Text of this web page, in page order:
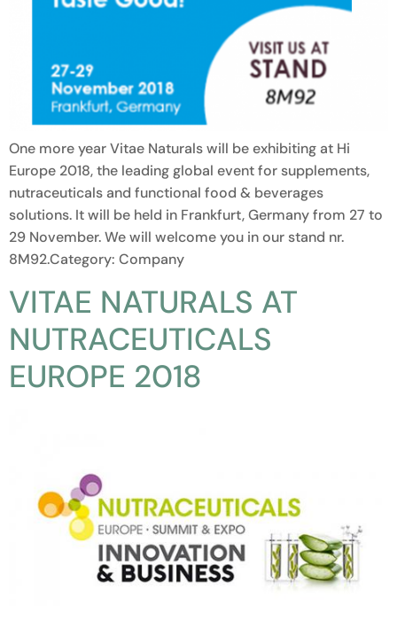
One more year Vitae Naturals will be exhibiting at Hi
Europe 2018, the leading global event for supplements,
nutraceuticals and functional food & beverages
solutions. It will be held in Frankfurt, Germany from 27 to
29 November. We will welcome you in our stand nr.
8M92.Category: Company
VITAE NATURALS AT
NUTRACEUTICALS
EUROPE 2018